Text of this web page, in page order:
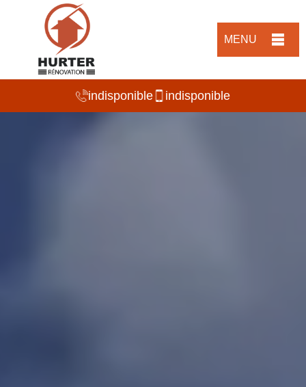
MENU
indisponible indisponible